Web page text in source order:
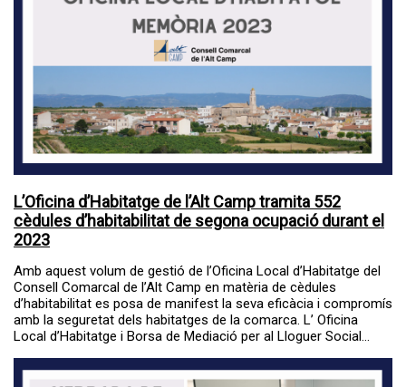
L’Oficina d’Habitatge de l’Alt Camp tramita 552
cèdules d’habitabilitat de segona ocupació durant el
2023
Amb aquest volum de gestió de l’Oficina Local d’Habitatge del
Consell Comarcal de l’Alt Camp en matèria de cèdules
d’habitabilitat es posa de manifest la seva eficàcia i compromís
amb la seguretat dels habitatges de la comarca. L’ Oficina
Local d’Habitatge i Borsa de Mediació per al Lloguer Social...